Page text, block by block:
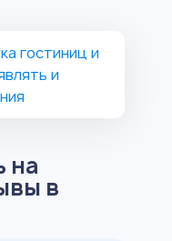
гостиниц и
и
на
в